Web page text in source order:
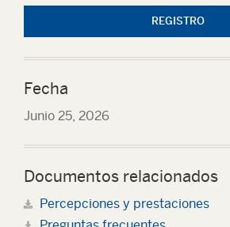
REGISTRO
Fecha
Junio 25, 2026
Documentos relacionados
Percepciones y prestaciones